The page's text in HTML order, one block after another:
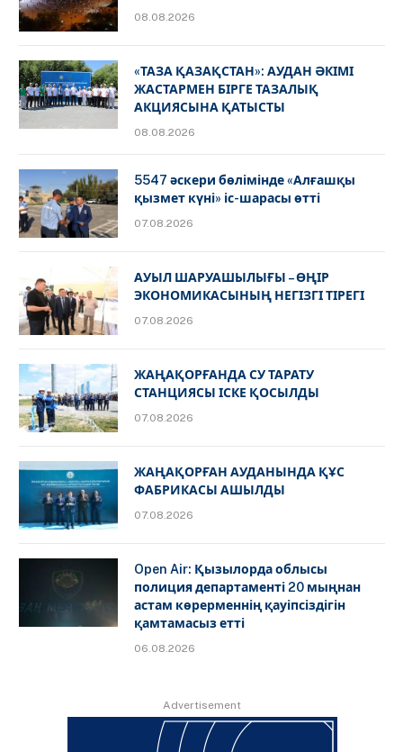
08.08.2026
«ТАЗА ҚАЗАҚСТАН»: АУДАН ӘКІМІ
ЖАСТАРМЕН БІРГЕ ТАЗАЛЫҚ
АКЦИЯСЫНА ҚАТЫСТЫ
08.08.2026
5547 әскери бөлімінде «Алғашқы
қызмет күні» іс-шарасы өтті
07.08.2026
АУЫЛ ШАРУАШЫЛЫҒЫ – ӨҢІР
ЭКОНОМИКАСЫНЫҢ НЕГІЗГІ ТІРЕГІ
07.08.2026
ЖАҢАҚОРҒАНДА СУ ТАРАТУ
СТАНЦИЯСЫ ІСКЕ ҚОСЫЛДЫ
07.08.2026
ЖАҢАҚОРҒАН АУДАНЫНДА ҚҰС
ФАБРИКАСЫ АШЫЛДЫ
07.08.2026
Open Air: Қызылорда облысы
полиция департаменті 20 мыңнан
астам көрерменнің қауіпсіздігін
қамтамасыз етті
06.08.2026
Advertisement